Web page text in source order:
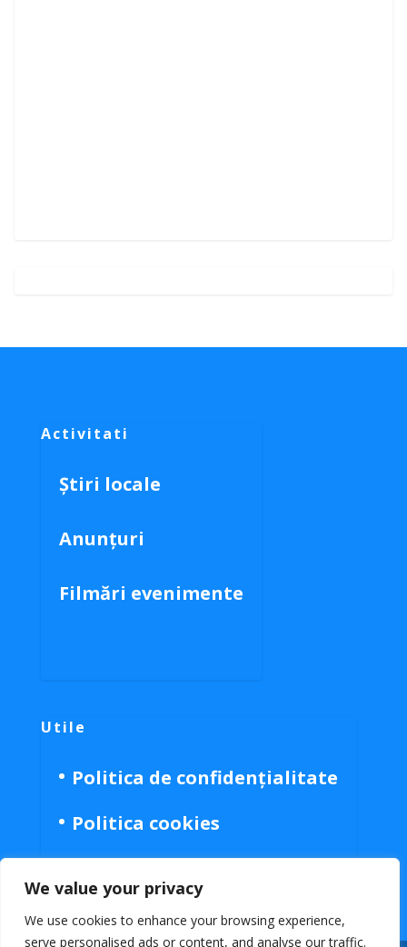
We value your privacy
We use cookies to enhance your browsing experience,
serve personalised ads or content, and analyse our traffic.
Activitati
Știri locale
Anunțuri
Filmări evenimente
Utile
Politica de confidențialitate
Politica cookies